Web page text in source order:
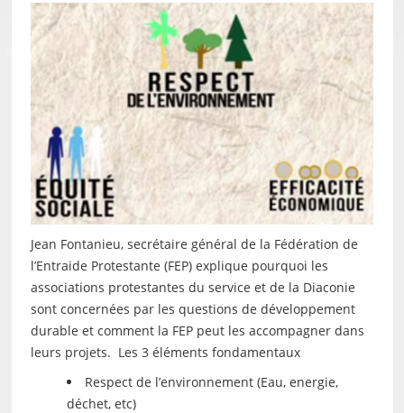
Jean Fontanieu, secrétaire général de la Fédération de
l’Entraide Protestante (FEP) explique pourquoi les
associations protestantes du service et de la Diaconie
sont concernées par les questions de développement
durable et comment la FEP peut les accompagner dans
leurs projets. Les 3 éléments fondamentaux
Respect de l’environnement (Eau, energie,
déchet, etc)